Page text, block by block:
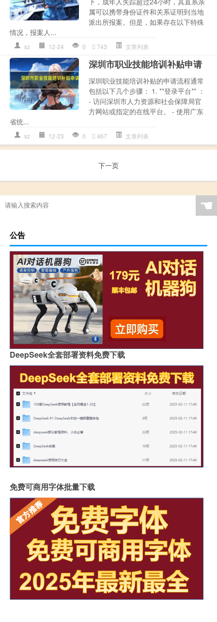
属可以携带身份证件和关系证明到当地
派出所报案。但是，如果存在以下特殊
情况，报案人...
sz 12-24 0 743 文章列表
深圳市职业技能培训补贴申请
深圳职业技能培训补贴的申请流程通常
包括以下几个步骤： 1. **登录平台** ：
- 访问深圳市人力资源和社会保障局官
方网站或指定的在线平台。 - 使用广东
省统...
sz 12-23 0 467 文章列表
下一页
☚
公告
DeepSeek全套部署资料免费下载
免费可商用字体批量下载